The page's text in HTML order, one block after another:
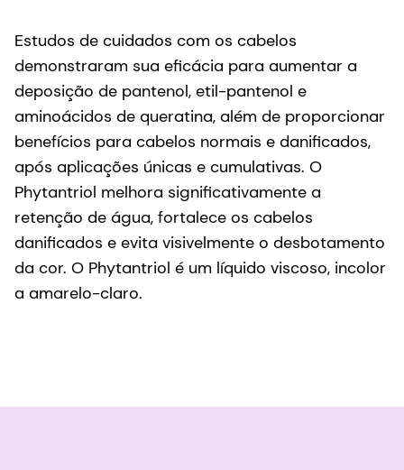
Estudos de cuidados com os cabelos
demonstraram sua eficácia para aumentar a
deposição de pantenol, etil-pantenol e
aminoácidos de queratina, além de proporcionar
benefícios para cabelos normais e danificados,
após aplicações únicas e cumulativas. O
Phytantriol melhora significativamente a
retenção de água, fortalece os cabelos
danificados e evita visivelmente o desbotamento
da cor. O Phytantriol é um líquido viscoso, incolor
a amarelo-claro.